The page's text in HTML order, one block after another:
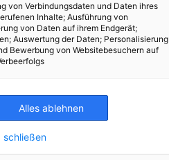
– ein
von Verbindungsdaten und Daten ihres
Inhalte; Ausführung von
von Daten auf ihrem Endgerät;
Auswertung der Daten; Personalisierung
Bewerbung von Websitebesuchern auf
Alles ablehnen
schließen